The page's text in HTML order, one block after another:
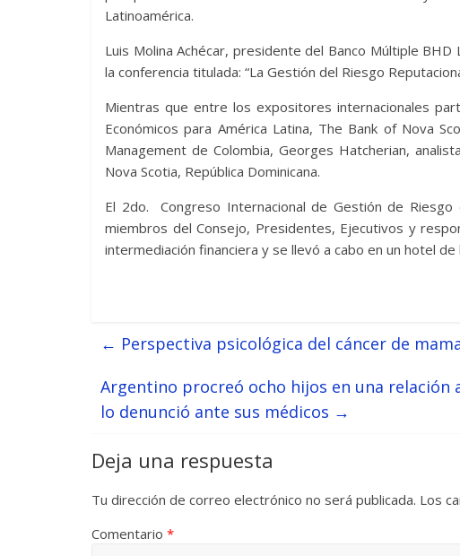
Latinoamérica.
Luis Molina Achécar, presidente del Banco Múltiple
la conferencia titulada: “La Gestión del Riesgo
Mientras que entre los expositores internacionales
Económicos para América Latina, The Bank of Nova
Management de Colombia, Georges Hatcherian,
Nova Scotia, República Dominicana.
El 2do. Congreso Internacional de Gestión de
miembros del Consejo, Presidentes, Ejecutivos y
intermediación financiera y se llevó a cabo en un hotel de
← Perspectiva psicológica del cáncer de
Argentino procreó ocho hijos en una relación
lo denunció ante sus médicos →
Deja una respuesta
Tu dirección de correo electrónico no será publicada. Los
Comentario *